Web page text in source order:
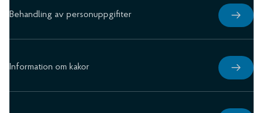
Behandling av personuppgifiter
Information om kakor